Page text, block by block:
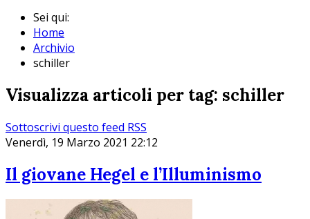
Sei qui:
Home
Archivio
schiller
Visualizza articoli per tag: schiller
Sottoscrivi questo feed RSS
Venerdì, 19 Marzo 2021 22:12
Il giovane Hegel e l’Illuminismo